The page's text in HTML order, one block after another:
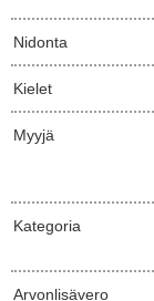
Nidonta
Kielet
Myyjä
Kategoria
Arvonlisävero